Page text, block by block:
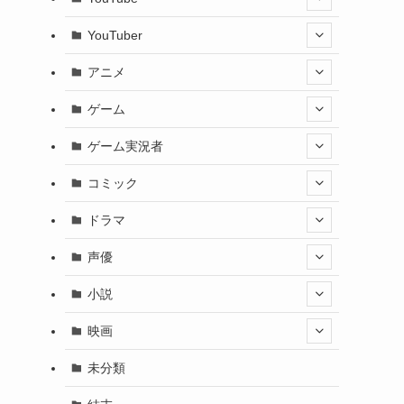
YouTuber
アニメ
ゲーム
ゲーム実況者
コミック
ドラマ
声優
小説
映画
未分類